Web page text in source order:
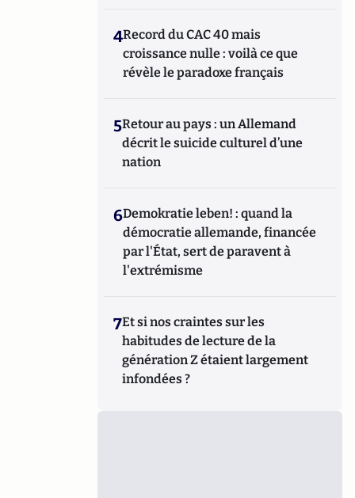
4Record du CAC 40 mais
croissance nulle : voilà ce que
révèle le paradoxe français
5Retour au pays : un Allemand
décrit le suicide culturel d’une
nation
6Demokratie leben! : quand la
démocratie allemande, financée
par l'État, sert de paravent à
l'extrémisme
7Et si nos craintes sur les
habitudes de lecture de la
génération Z étaient largement
infondées ?